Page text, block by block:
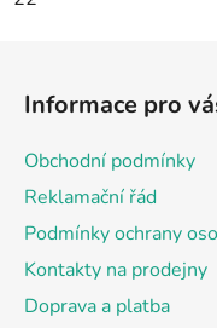
Informace pro
Obchodní podmínky
Reklamační řád
Podmínky ochrany
Kontakty na prodejny
Doprava a platba